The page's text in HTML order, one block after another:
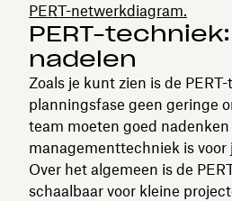
PERT-netwerkdiagram.
PERT-
nadelen
Zoals je kunt zien is de
planningsfase geen geringe
team moeten goed
managementtechniek is voor
Over het algemeen is de
schaalbaar voor kleine